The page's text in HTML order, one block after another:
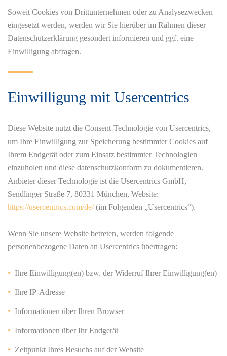
Soweit Cookies von Drittunternehmen oder zu Analysezwecken
eingesetzt werden, werden wir Sie hierüber im Rahmen dieser
Datenschutzerklärung gesondert informieren und ggf. eine
Einwilligung abfragen.
Einwilligung mit Usercentrics
Diese Website nutzt die Consent-Technologie von Usercentrics,
um Ihre Einwilligung zur Speicherung bestimmter Cookies auf
Ihrem Endgerät oder zum Einsatz bestimmter Technologien
einzuholen und diese datenschutzkonform zu dokumentieren.
Anbieter dieser Technologie ist die Usercentrics GmbH,
Sendlinger Straße 7, 80331 München, Website:
https://usercentrics.com/de/(im Folgenden „Usercentrics“).
Wenn Sie unsere Website betreten, werden folgende
personenbezogene Daten an Usercentrics übertragen:
Ihre Einwilligung(en) bzw. der Widerruf Ihrer Einwilligung(en)
Ihre IP-Adresse
Informationen über Ihren Browser
Informationen über Ihr Endgerät
Zeitpunkt Ihres Besuchs auf der Website